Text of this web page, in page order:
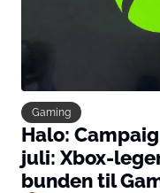
Gaming
Halo:
juli: Xbox-
bunden til